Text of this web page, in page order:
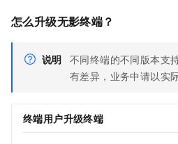
怎么升级无影终端？
说明 不同终端的不同版本支
有差异，业务中请以实
终端用户升级终端